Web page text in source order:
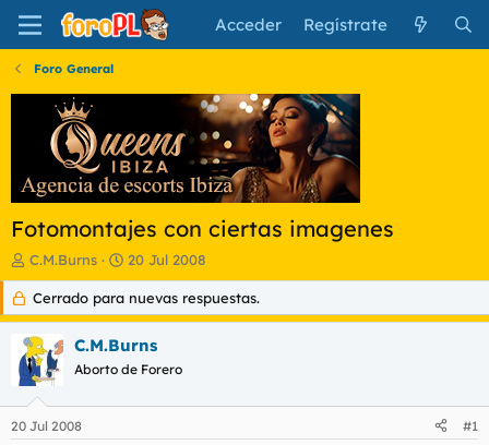
Acceder Regístrate
Foro General
Fotomontajes con ciertas imagenes
I
n
c
i
a
d
o
d
C.M.Burns
F
e
c
h
d
e
i
20 Jul 2008
Cerrado para nuevas respuestas.
C.M.Burns
Aborto de Forero
20 Jul 2008 #1